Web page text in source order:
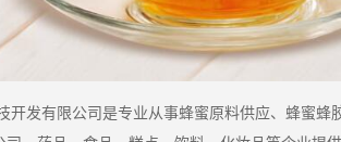
开发有限公司是专业从事蜂蜜原料供应、蜂蜜蜂